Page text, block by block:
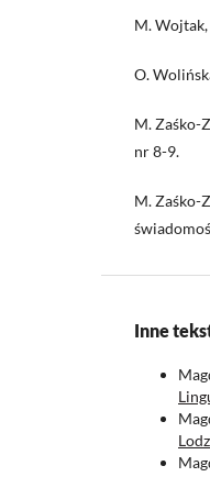
M.
O.
M. Zaśko-
nr 8-9.
M. Zaśko-
Inne